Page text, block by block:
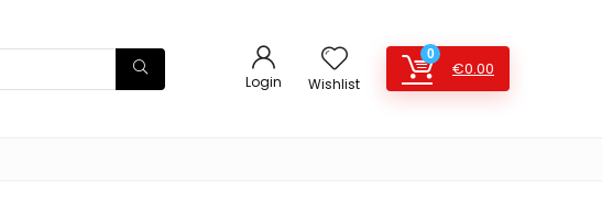
Login Wishlist
0
€0.00